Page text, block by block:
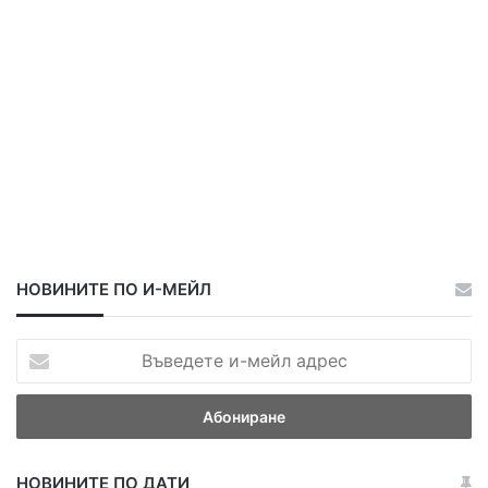
НОВИНИТЕ ПО И-МЕЙЛ
в
д
НОВИНИТЕ ПО ДАТИ